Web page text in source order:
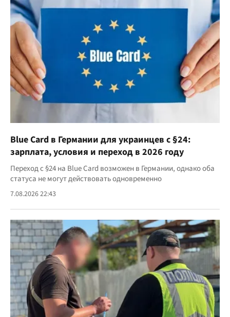
Blue Card в Германии для украинцев с §24:
зарплата, условия и переход в 2026 году
Переход с §24 на Blue Card возможен в Германии, однако оба
статуса не могут действовать одновременно
7.08.2026 22:43